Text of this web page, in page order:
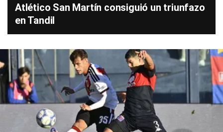
Atlético San Martín consiguió un triunfazo
en Tandil